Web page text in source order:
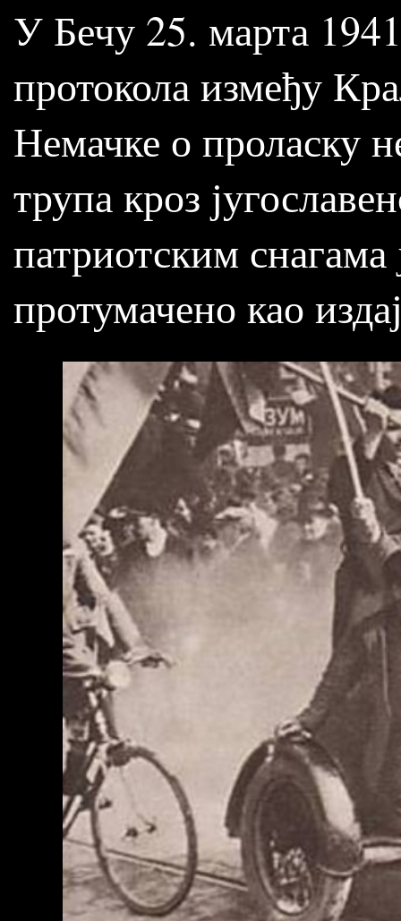
У Бечу 25. марта
протокола између
Немачке о проласку
трупа кроз
патриотским снагама
протумачено као